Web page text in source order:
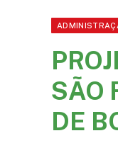
SÃO
DE